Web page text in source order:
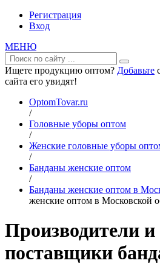
Регистрация
Вход
МЕНЮ
Ищете продукцию оптом? Добавьте
сайта его увидят!
OptomTovar.ru
/
Головные уборы оптом
/
Женские головные уборы
/
Банданы женские оптом
/
Банданы женские оптом в
женские оптом в Московской
Производители и
поставщики